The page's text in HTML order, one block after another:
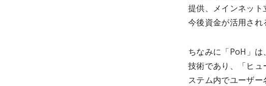
提供、メインネッ
今後資金が活用され
ちなみに「PoH」
技術であり、「ヒ
ステム内でユーザー